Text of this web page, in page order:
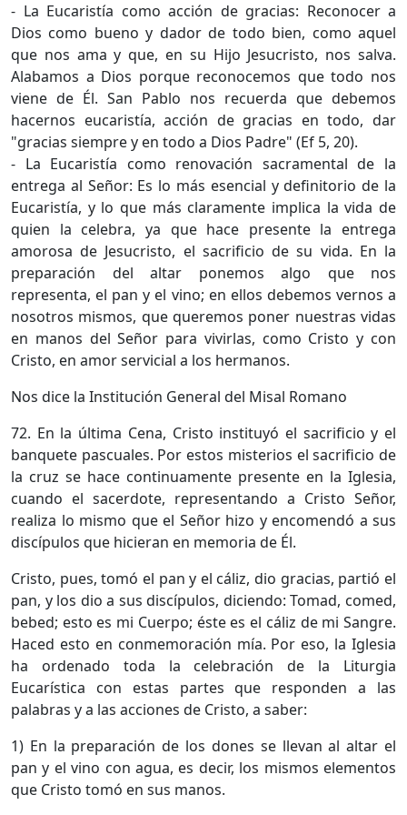
- La Eucaristía como acción de gracias: Reconocer a
Dios como bueno y dador de todo bien, como aquel
que nos ama y que, en su Hijo Jesucristo, nos salva.
Alabamos a Dios porque reconocemos que todo nos
viene de Él. San Pablo nos recuerda que debemos
hacernos eucaristía, acción de gracias en todo, dar
"gracias siempre y en todo a Dios Padre" (Ef 5, 20).
- La Eucaristía como renovación sacramental de la
entrega al Señor: Es lo más esencial y definitorio de la
Eucaristía, y lo que más claramente implica la vida de
quien la celebra, ya que hace presente la entrega
amorosa de Jesucristo, el sacrificio de su vida. En la
preparación del altar ponemos algo que nos
representa, el pan y el vino; en ellos debemos vernos a
nosotros mismos, que queremos poner nuestras vidas
en manos del Señor para vivirlas, como Cristo y con
Cristo, en amor servicial a los hermanos.
Nos dice la Institución General del Misal Romano
72. En la última Cena, Cristo instituyó el sacrificio y el
banquete pascuales. Por estos misterios el sacrificio de
la cruz se hace continuamente presente en la Iglesia,
cuando el sacerdote, representando a Cristo Señor,
realiza lo mismo que el Señor hizo y encomendó a sus
discípulos que hicieran en memoria de Él.
Cristo, pues, tomó el pan y el cáliz, dio gracias, partió el
pan, y los dio a sus discípulos, diciendo: Tomad, comed,
bebed; esto es mi Cuerpo; éste es el cáliz de mi Sangre.
Haced esto en conmemoración mía. Por eso, la Iglesia
ha ordenado toda la celebración de la Liturgia
Eucarística con estas partes que responden a las
palabras y a las acciones de Cristo, a saber:
1) En la preparación de los dones se llevan al altar el
pan y el vino con agua, es decir, los mismos elementos
que Cristo tomó en sus manos.